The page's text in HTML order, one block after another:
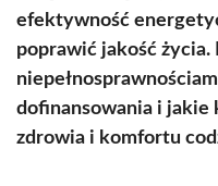
efektywność
poprawić jakość
dofinansowania i jakie
zdrowia i komfortu